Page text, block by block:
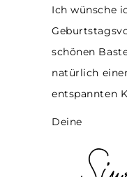
Ich wünsche
schönen
natürlich
entspannten
Deine